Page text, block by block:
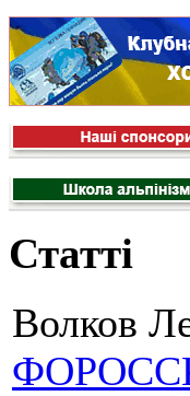
Статті
Волков